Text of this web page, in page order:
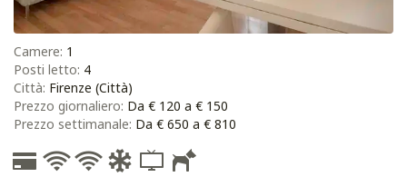
Camere: 1
Posti letto: 4
Città: Firenze (Città)
Prezzo giornaliero: Da € 120 a € 150
Prezzo settimanale: Da € 650 a € 810